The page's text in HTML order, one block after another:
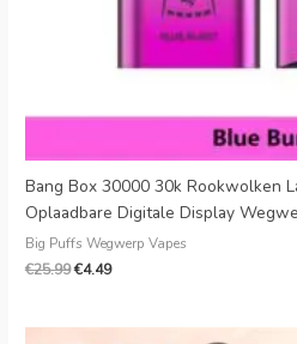
Bang Box 30000 30k Rookwolken
Oplaadbare Digitale Display
Big Puffs Wegwerp Vapes
€25.99€4.49